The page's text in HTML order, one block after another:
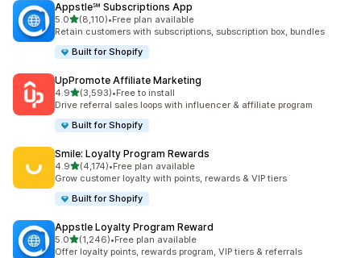
Appstle℠ Subscriptions App
5.0별 5개 중
(8,110)
총 리뷰 8110개
•Free plan available
Retain customers with subscriptions, subscription box, bundles
Built for Shopify
UpPromote Affiliate Marketing
4.9별 5개 중
(3,593)
총 리뷰 3593개
•Free to install
Drive referral sales loops with influencer & affiliate program
Built for Shopify
Smile: Loyalty Program Rewards
4.9별 5개 중
(4,174)
총 리뷰 4174개
•Free plan available
Grow customer loyalty with points, rewards & VIP tiers
Built for Shopify
Appstle Loyalty Program Reward
5.0별 5개 중
(1,246)
총 리뷰 1246개
•Free plan available
Offer loyalty points, rewards program, VIP tiers & referrals